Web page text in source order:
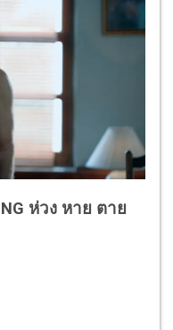
ห่วง หาย ตาย